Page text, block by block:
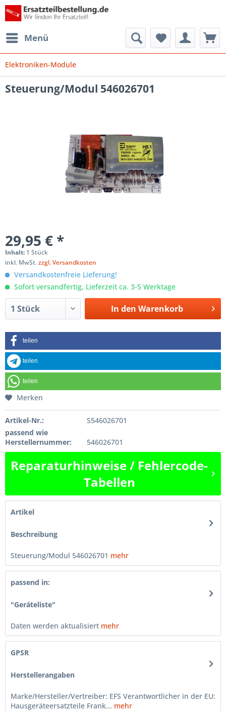
Menü
Elektroniken-Module
Steuerung/Modul 546026701
29,95 € *
Inhalt: 1 Stück
inkl. MwSt.zzgl. Versandkosten
Versandkostenfreie Lieferung!
Sofort versandfertig, Lieferzeit ca. 3-5 Werktage
In den Warenkorb
teilen
teilen
teilen
Merken
Artikel-Nr.:
S546026701
passend wie
Herstellernummer:
546026701
Reparaturhinweise / Fehlercode-
Tabellen
Artikel
Beschreibung
Steuerung/Modul 546026701 mehr
passend in:
"Geräteliste"
Daten werden aktualisiert mehr
GPSR
Herstellerangaben
Marke/Hersteller/Vertreiber: EFS Verantwortlicher in der EU:
Hausgeräteersatzteile Frank... mehr